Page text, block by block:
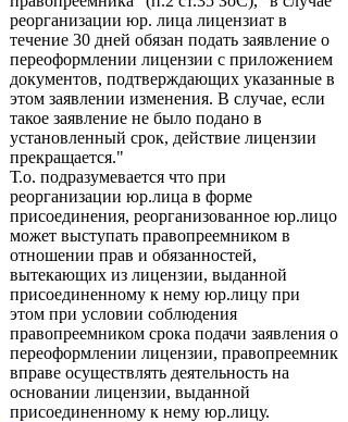
реорганизации юр. лица лицензиат в
течение 30 дней обязан подать заявление о
переоформлении лицензии с приложением
документов, подтверждающих указанные в
этом заявлении изменения. В случае, если
такое заявление не было подано в
установленный срок, действие лицензии
прекращается."
Т.о. подразумевается что при
реорганизации юр.лица в форме
присоединения, реорганизованное юр.лицо
может выступать правопреемником в
отношении прав и обязанностей,
вытекающих из лицензии, выданной
присоединенному к нему юр.лицу при
этом при условии соблюдения
правопреемником срока подачи заявления о
переоформлении лицензии, правопреемник
вправе осуществлять деятельность на
основании лицензии, выданной
присоединенному к нему юр.лицу.